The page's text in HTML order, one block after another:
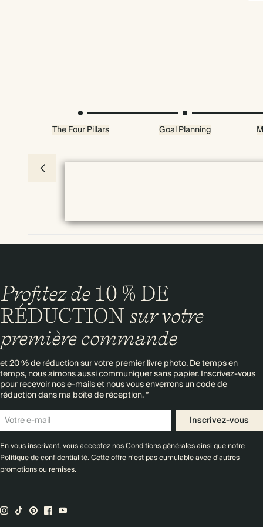
The Four Pillars Goal Planning
Profitez de 10 % DE
RÉDUCTION sur votre
première commande
et 20 % de réduction sur votre premier livre photo. De temps en
temps, nous aimons aussi communiquer sans papier. Inscrivez-vous
pour recevoir nos e-mails et nous vous enverrons un code de
réduction dans ma boîte de réception. *
Inscrivez-vous
En vous inscrivant, vous acceptez nosConditions généralesainsi que notre
Politique de confidentialité. Cette offre n'est pas cumulable avec d'autres
promotions ou remises.